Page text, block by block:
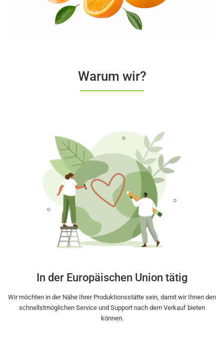
Warum wir?
In der Europäischen Union tätig
Wir möchten in der Nähe Ihrer Produktionsstätte sein, damit wir Ihnen den
schnellstmöglichen Service und Support nach dem Verkauf bieten
können.